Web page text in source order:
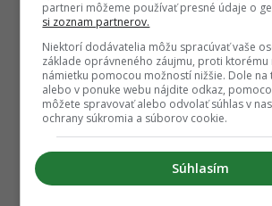
partneri môžeme používať presné údaje o
si zoznam partnerov.
Niektorí dodávatelia môžu spracúvať vaše
základe oprávneného záujmu, proti ktorému
námietku pomocou možností nižšie. Dole na
alebo v ponuke webu nájdite odkaz,
môžete spravovať alebo odvolať súhlas v
ochrany súkromia a súborov cookie.
Súhlasím